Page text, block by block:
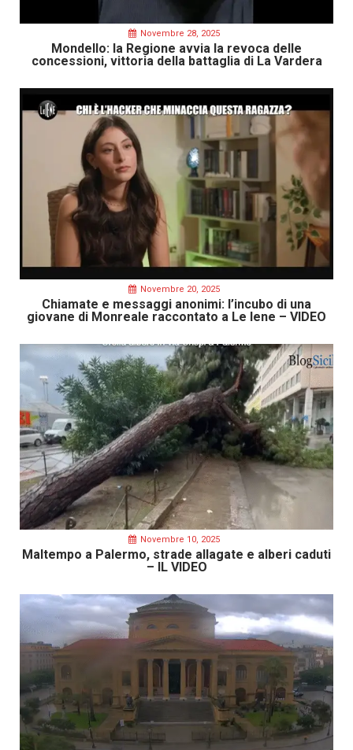
Novembre 28, 2025
Mondello: la Regione avvia la revoca delle
concessioni, vittoria della battaglia di La Vardera
Novembre 20, 2025
Chiamate e messaggi anonimi: l’incubo di una
giovane di Monreale raccontato a Le Iene – VIDEO
Novembre 10, 2025
Maltempo a Palermo, strade allagate e alberi caduti
– IL VIDEO